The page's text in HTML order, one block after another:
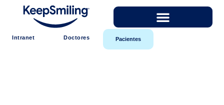
Intranet Doctores Pacientes